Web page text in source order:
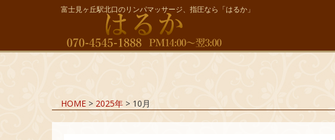
富士見ヶ丘駅北口のリンパマッサージ、指圧なら「はるか」
HOME > 2025年 > 10月